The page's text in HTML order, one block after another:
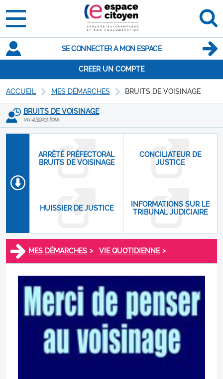
SE CONNECTER A MON ESPACE
CREER UN COMPTE
ACCUEIL MES DÉMARCHES BRUITS DE VOISINAGE
BRUITS DE VOISINAGE
vu 43923 fois
ARRÊTÉ PRÉFECTORAL
BRUITS DE VOISINAGE
CONCILIATEUR DE
JUSTICE
HUISSIER DE JUSTICE
INFORMATIONS SUR LE
TRIBUNAL JUDICIAIRE
MES DÉMARCHES > VIE QUOTIDIENNE >